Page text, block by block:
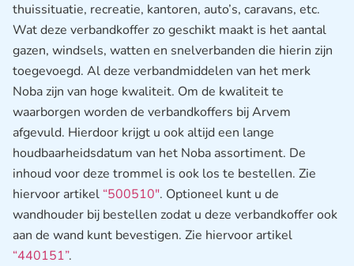
thuissituatie, recreatie, kantoren, auto’s, caravans, etc.
Wat deze verbandkoffer zo geschikt maakt is het aantal
gazen, windsels, watten en snelverbanden die hierin zijn
toegevoegd. Al deze verbandmiddelen van het merk
Noba zijn van hoge kwaliteit. Om de kwaliteit te
waarborgen worden de verbandkoffers bij Arvem
afgevuld. Hierdoor krijgt u ook altijd een lange
houdbaarheidsdatum van het Noba assortiment. De
inhoud voor deze trommel is ook los te bestellen. Zie
hiervoor artikel “500510″. Optioneel kunt u de
wandhouder bij bestellen zodat u deze verbandkoffer ook
aan de wand kunt bevestigen. Zie hiervoor artikel
“440151”.